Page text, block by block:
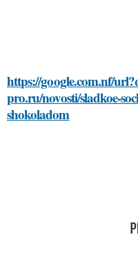
https://google.com.nf/
pro.ru/novosti/sladkoe-
shokoladom